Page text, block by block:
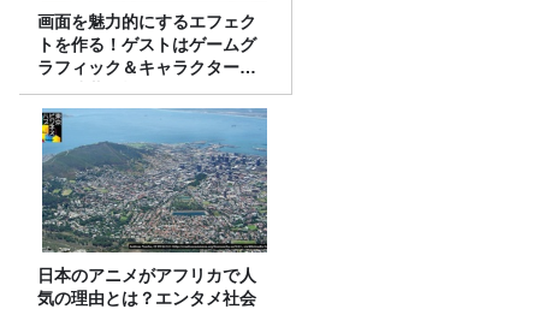
画面を魅力的にするエフェク
トを作る！ゲストはゲームグ
ラフィック＆キャラクター専
攻の遠藤里桜さん！
日本のアニメがアフリカで人
気の理由とは？エンタメ社会